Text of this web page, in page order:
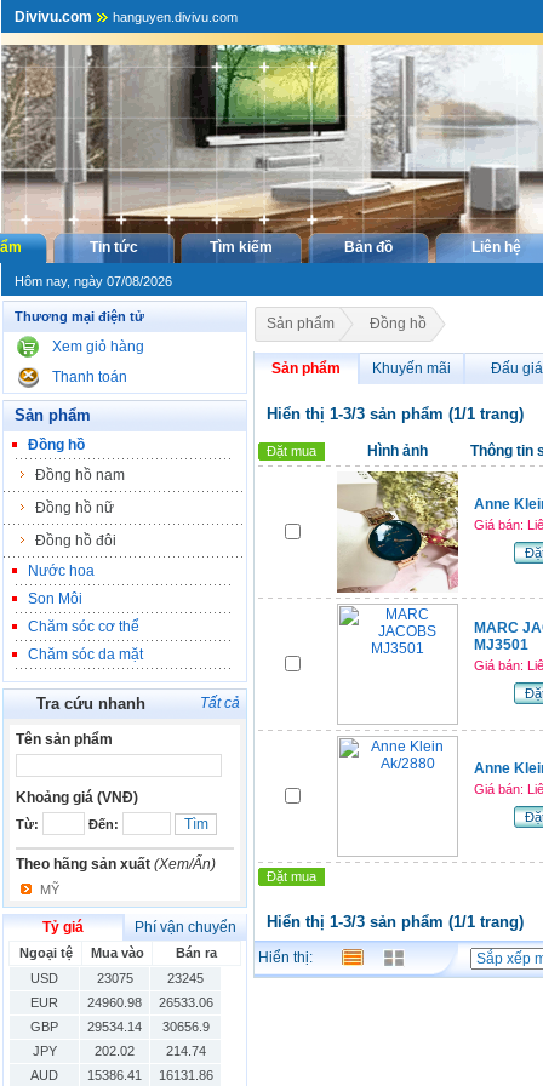
Divivu.com hanguyen.divivu.com
Tin tức Tìm kiếm Bản đồ Liên hệ
Hôm nay, ngày 07/08/2026
Thương mại điện tử
Xem giỏ hàng
Thanh toán
Sản phẩm
Đồng hồ
Đồng hồ nam
Đồng hồ nữ
Đồng hồ đôi
Nước hoa
Son Môi
Chăm sóc cơ thể
Chăm sóc da mặt
Tra cứu nhanh Tất cả
Tên sản phẩm
Khoảng giá (VNĐ)
Từ: Đến:
Theo hãng sản xuất (Xem/Ẩn)
MỸ
Tỷ giá Phí vận chuyển
Ngoại tệ Mua vào
Bán ra
USD
23075
23245
EUR
24960.98
26533.06
GBP
29534.14
30656.9
JPY
202.02
214.74
AUD
15386.41
16131.86
Sản phẩm Đồng hồ
Sản phẩm Khuyến mãi Đấu giá
Hiển thị 1-3/3 sản phẩm (1/1 trang)
Đặt mua Hình ảnh Thông tin
Anne
Giá bán:
MARC
MJ3501
Giá bán:
Anne
Giá bán:
Đặt mua
Hiển thị 1-3/3 sản phẩm (1/1 trang)
Hiển thị: